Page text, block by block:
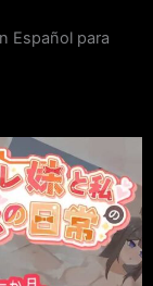
Español para